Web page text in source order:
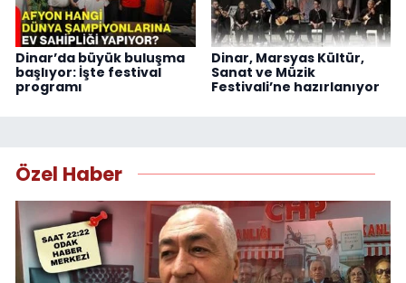
Dinar’da büyük buluşma
başlıyor: İşte festival
programı
Dinar, Marsyas Kültür,
Sanat ve Müzik
Festivali’ne hazırlanıyor
Özel Haber